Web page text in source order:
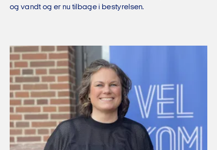
og vandt og er nu tilbage i bestyrelsen.